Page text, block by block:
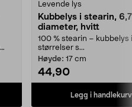
Levende lys
Kubbelys i stearin,
diameter, hvitt
100 % stearin – kubbelys
størrelser s...
Høyde: 17 cm
44,90
Legg i handlekurv